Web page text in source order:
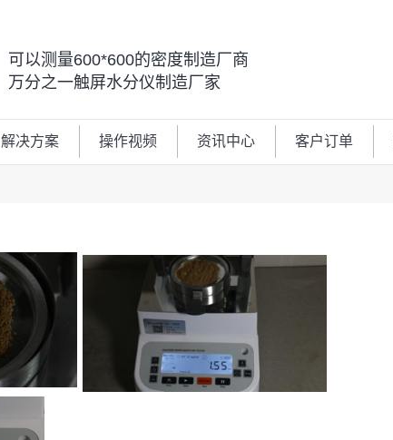
可以测量600*600的密度制造厂商
万分之一触屏水分仪制造厂家
解决方案 操作视频 资讯中心 客户订单